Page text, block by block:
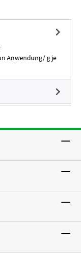
Anwendung/ g je